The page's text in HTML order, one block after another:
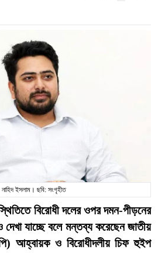
নাহিদ ইসলাম। ছবি: সংগৃহীত
বিরোধী দলের ওপর দমন-পীড়নের
যাচ্ছে বলে মন্তব্য করেছেন জাতীয়
আহ্বায়ক ও বিরোধীদলীয় চিফ হুইপ